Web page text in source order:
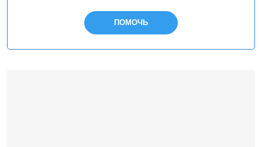
ПОМОЧЬ